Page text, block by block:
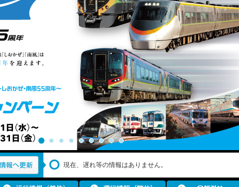
現在、遅れ等の情報はありません。